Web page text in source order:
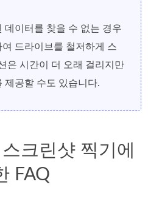
데이터를 찾을 수 없는 경우
드라이브를 철저하게 스
은 시간이 더 오래 걸리지만
제공할 수도 있습니다.
크린샷 찍기에
FAQ